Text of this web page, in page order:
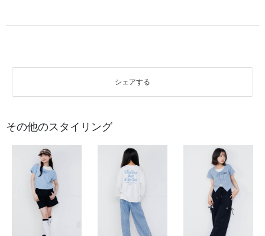
シェアする
その他のスタイリング